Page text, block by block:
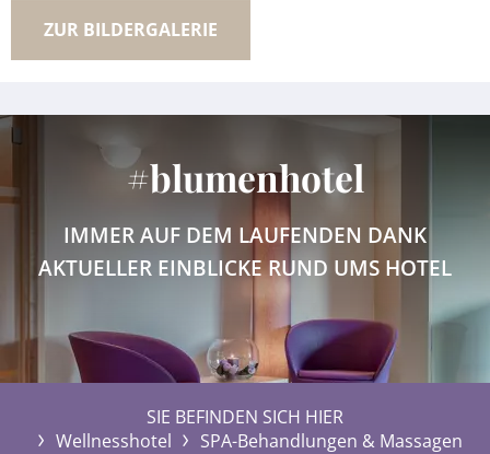
ZUR BILDERGALERIE
#blumenhotel
IMMER AUF DEM LAUFENDEN DANK
AKTUELLER EINBLICKE RUND UMS HOTEL
SIE BEFINDEN SICH HIER
Wellnesshotel
SPA-Behandlungen & Massagen